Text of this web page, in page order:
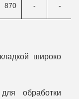
870 - -
широко
обработки